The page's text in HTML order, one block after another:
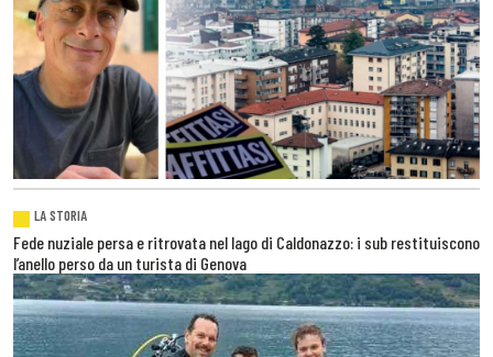
LA STORIA
Fede nuziale persa e ritrovata nel lago di Caldonazzo: i sub restituiscono
l’anello perso da un turista di Genova